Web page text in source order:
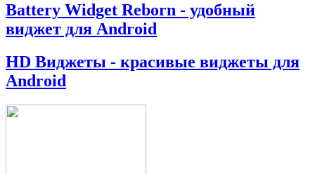
Battery Widget Reborn - удобный
виджет для Android
HD Виджеты - красивые виджеты для
Android